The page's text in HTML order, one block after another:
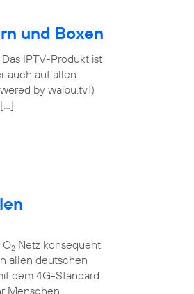
und Boxen
IPTV-Produkt ist
auch auf allen
by waipu.tv1)
O2 Netz konsequent
allen deutschen
dem 4G-Standard
Menschen